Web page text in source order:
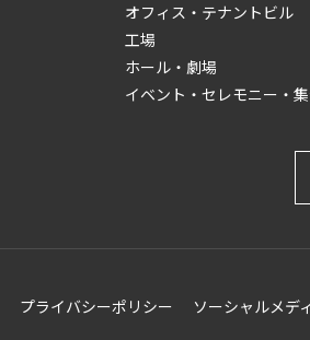
オフィス・テナントビル
工場
ホール・劇場
イベント・セレモニー・
プライバシーポリシー ソーシャルメデ